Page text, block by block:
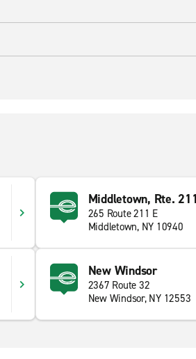
Middletown, Rte.
265 Route 211 E
Middletown, NY 10940
New Windsor
2367 Route 32
New Windsor, NY 12553